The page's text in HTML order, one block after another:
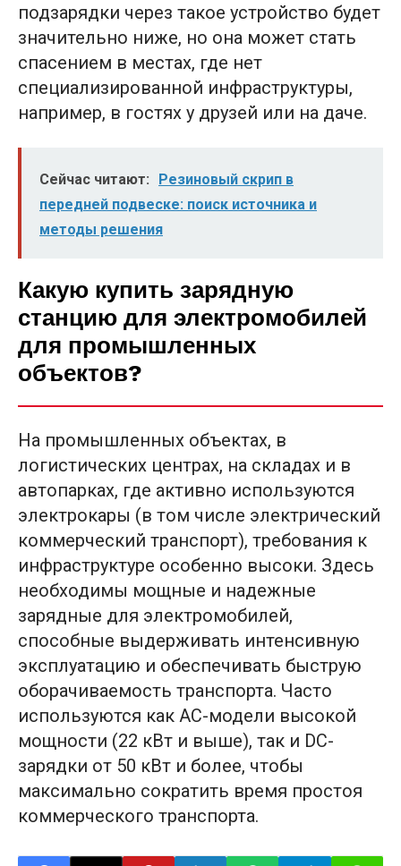
подзарядки через такое устройство будет
значительно ниже, но она может стать
спасением в местах, где нет
специализированной инфраструктуры,
например, в гостях у друзей или на даче.
Сейчас читают:
Резиновый скрип в
передней подвеске: поиск источника и
методы решения
Какую купить зарядную
станцию для электромобилей
для промышленных
объектов?
На промышленных объектах, в
логистических центрах, на складах и в
автопарках, где активно используются
электрокары (в том числе электрический
коммерческий транспорт), требования к
инфраструктуре особенно высоки. Здесь
необходимы мощные и надежные
зарядные для электромобилей,
способные выдерживать интенсивную
эксплуатацию и обеспечивать быструю
оборачиваемость транспорта. Часто
используются как AC-модели высокой
мощности (22 кВт и выше), так и DC-
зарядки от 50 кВт и более, чтобы
максимально сократить время простоя
коммерческого транспорта.